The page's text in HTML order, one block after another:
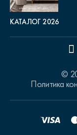
КАТАЛОГ 2026
©
Политика